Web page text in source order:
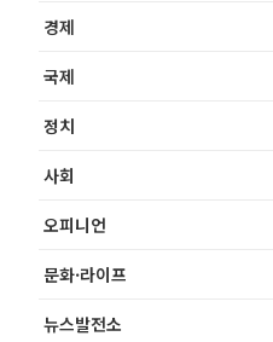
경제
국제
정치
사회
오피니언
문화·라이프
뉴스발전소